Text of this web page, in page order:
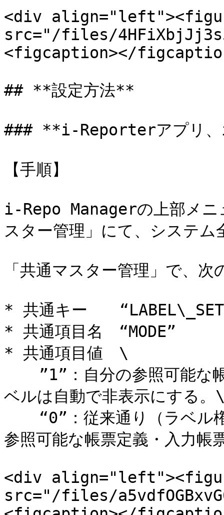
<div
src="/files/
<figcaption></
## **設定方法**
### **i-Reporterアプリ
【手順】
i-Repo Managerの上部メニ
スター管理」にて、システ
「共通マスター管理」で、
* 共通キー　　
* 共通項目名　“MODE”
* 共通項目値　\
ベルは自動で非表示にする。
参照可能な帳票定義・入力
<div
src="/files/